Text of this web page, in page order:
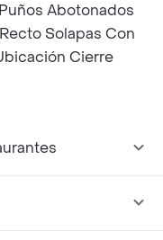
Abotonados
Solapas Con
Cierre